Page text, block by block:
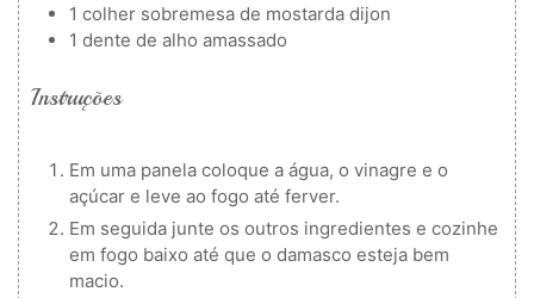
1 colher sobremesa de mostarda dijon
1 dente de alho amassado
Instruções
Em uma panela coloque a água, o vinagre e o
açúcar e leve ao fogo até ferver.
Em seguida junte os outros ingredientes e cozinhe
em fogo baixo até que o damasco esteja bem
macio.